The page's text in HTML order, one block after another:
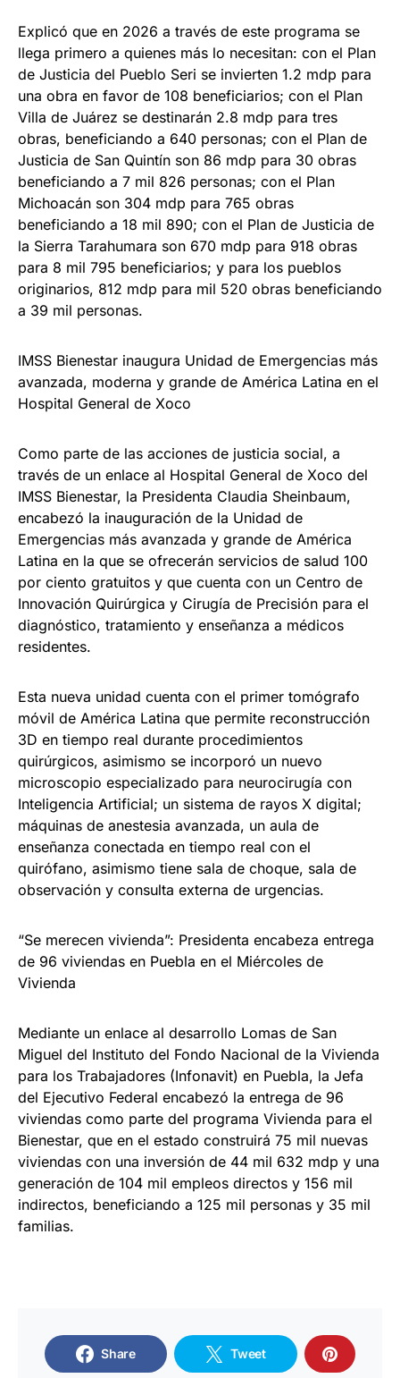
Explicó que en 2026 a través de este programa se
llega primero a quienes más lo necesitan: con el Plan
de Justicia del Pueblo Seri se invierten 1.2 mdp para
una obra en favor de 108 beneficiarios; con el Plan
Villa de Juárez se destinarán 2.8 mdp para tres
obras, beneficiando a 640 personas; con el Plan de
Justicia de San Quintín son 86 mdp para 30 obras
beneficiando a 7 mil 826 personas; con el Plan
Michoacán son 304 mdp para 765 obras
beneficiando a 18 mil 890; con el Plan de Justicia de
la Sierra Tarahumara son 670 mdp para 918 obras
para 8 mil 795 beneficiarios; y para los pueblos
originarios, 812 mdp para mil 520 obras beneficiando
a 39 mil personas.
IMSS Bienestar inaugura Unidad de Emergencias más
avanzada, moderna y grande de América Latina en el
Hospital General de Xoco
Como parte de las acciones de justicia social, a
través de un enlace al Hospital General de Xoco del
IMSS Bienestar, la Presidenta Claudia Sheinbaum,
encabezó la inauguración de la Unidad de
Emergencias más avanzada y grande de América
Latina en la que se ofrecerán servicios de salud 100
por ciento gratuitos y que cuenta con un Centro de
Innovación Quirúrgica y Cirugía de Precisión para el
diagnóstico, tratamiento y enseñanza a médicos
residentes.
Esta nueva unidad cuenta con el primer tomógrafo
móvil de América Latina que permite reconstrucción
3D en tiempo real durante procedimientos
quirúrgicos, asimismo se incorporó un nuevo
microscopio especializado para neurocirugía con
Inteligencia Artificial; un sistema de rayos X digital;
máquinas de anestesia avanzada, un aula de
enseñanza conectada en tiempo real con el
quirófano, asimismo tiene sala de choque, sala de
observación y consulta externa de urgencias.
“Se merecen vivienda”: Presidenta encabeza entrega
de 96 viviendas en Puebla en el Miércoles de
Vivienda
Mediante un enlace al desarrollo Lomas de San
Miguel del Instituto del Fondo Nacional de la Vivienda
para los Trabajadores (Infonavit) en Puebla, la Jefa
del Ejecutivo Federal encabezó la entrega de 96
viviendas como parte del programa Vivienda para el
Bienestar, que en el estado construirá 75 mil nuevas
viviendas con una inversión de 44 mil 632 mdp y una
generación de 104 mil empleos directos y 156 mil
indirectos, beneficiando a 125 mil personas y 35 mil
familias.
Share Tweet